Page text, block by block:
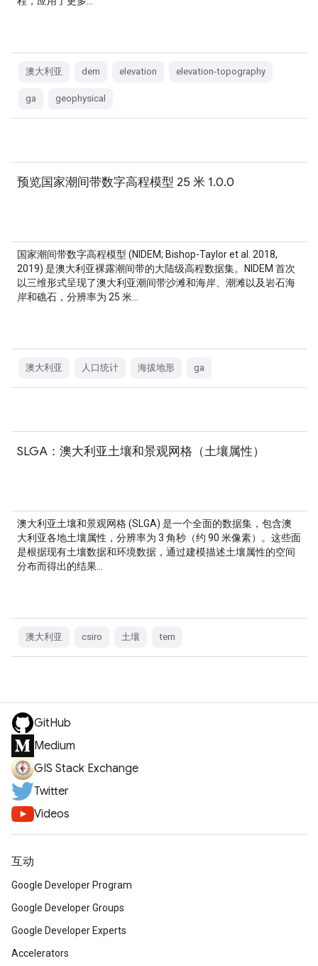
澳大利亚 dem elevation elevation-topography
ga geophysical
预览国家潮间带数字高程模型 25 米 1.0.0
国家潮间带数字高程模型 (NIDEM; Bishop-Taylor et al. 2018,
2019) 是澳大利亚裸露潮间带的大陆级高程数据集。NIDEM 首次
以三维形式呈现了澳大利亚潮间带沙滩和海岸、潮滩以及岩石海
岸和礁石，分辨率为 25 米…
澳大利亚 人口统计 海拔地形 ga
SLGA：澳大利亚土壤和景观网格（土壤属性）
澳大利亚土壤和景观网格 (SLGA) 是一个全面的数据集，包含澳
大利亚各地土壤属性，分辨率为 3 角秒（约 90 米像素）。这些面
是根据现有土壤数据和环境数据，通过建模描述土壤属性的空间
分布而得出的结果…
澳大利亚 csiro 土壤 tern
GitHub
Medium
GIS Stack Exchange
Twitter
Videos
互动
Google Developer Program
Google Developer Groups
Google Developer Experts
Accelerators